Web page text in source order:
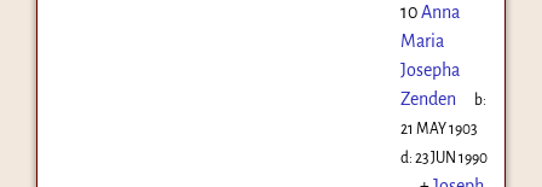
10Anna
Maria
Josepha
Zenden
b:
21 MAY 1903
d: 23 JUN 1990